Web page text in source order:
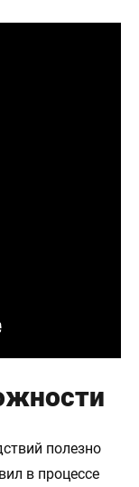
полезно
в процессе